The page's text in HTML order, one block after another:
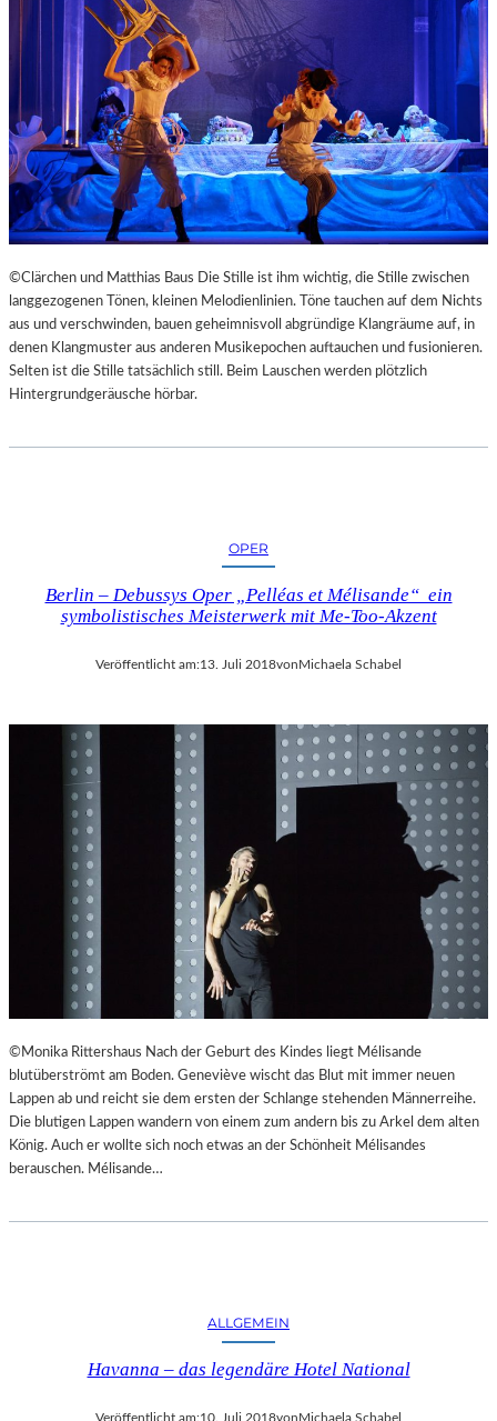
©Clärchen und Matthias Baus Die Stille ist ihm wichtig, die Stille zwischen
langgezogenen Tönen, kleinen Melodienlinien. Töne tauchen auf dem Nichts
aus und verschwinden, bauen geheimnisvoll abgründige Klangräume auf, in
denen Klangmuster aus anderen Musikepochen auftauchen und fusionieren.
Selten ist die Stille tatsächlich still. Beim Lauschen werden plötzlich
Hintergrundgeräusche hörbar.
OPER
Berlin – Debussys Oper „Pelléas et Mélisande“ ein
symbolistisches Meisterwerk mit Me-Too-Akzent
Veröffentlicht am:13. Juli 2018vonMichaela Schabel
©Monika Rittershaus Nach der Geburt des Kindes liegt Mélisande
blutüberströmt am Boden. Geneviève wischt das Blut mit immer neuen
Lappen ab und reicht sie dem ersten der Schlange stehenden Männerreihe.
Die blutigen Lappen wandern von einem zum andern bis zu Arkel dem alten
König. Auch er wollte sich noch etwas an der Schönheit Mélisandes
berauschen. Mélisande…
ALLGEMEIN
Havanna – das legendäre Hotel National
Veröffentlicht am:10. Juli 2018vonMichaela Schabel